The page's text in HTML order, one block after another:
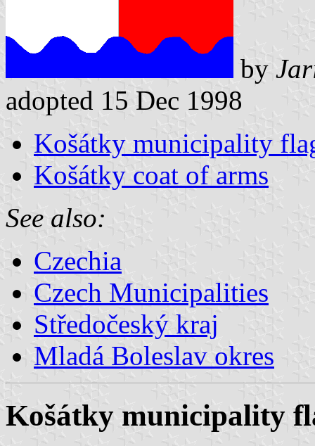
by
adopted 15 Dec 1998
Košátky municipality
Košátky coat of arms
See also:
Czechia
Czech Municipalities
Středočeský kraj
Mladá Boleslav okres
Košátky municipality